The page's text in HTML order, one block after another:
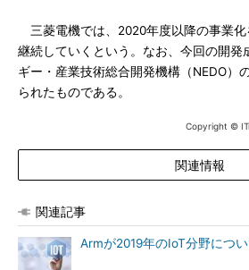
三菱電機では、2020年度以降の事業化
継続していくという。なお、今回の開発
ギー・産業技術総合開発機構（NEDO）
られたものである。
Copyright ©
関連情報
関連記事
Armが2019年のIoT分野につ